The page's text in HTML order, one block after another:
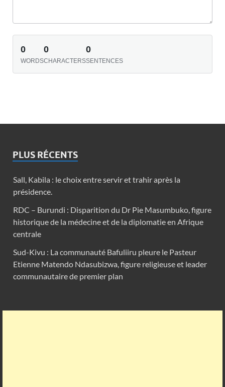
0
WORDS
0
CHARACTERS
0
SENTENCES
PLUS RÉCENTS
Sall, Kabila : le choix entre servir et trahir après la
présidence.
RDC – Burundi : Disparition du Dr Pie Masumbuko, figure
historique de la médecine et de la diplomatie en Afrique
centrale
Sud-Kivu : La communauté Bafuliiru pleure le Pasteur
Etienne Matendo Ndasubizwa, figure religieuse et leader
communautaire de premier plan